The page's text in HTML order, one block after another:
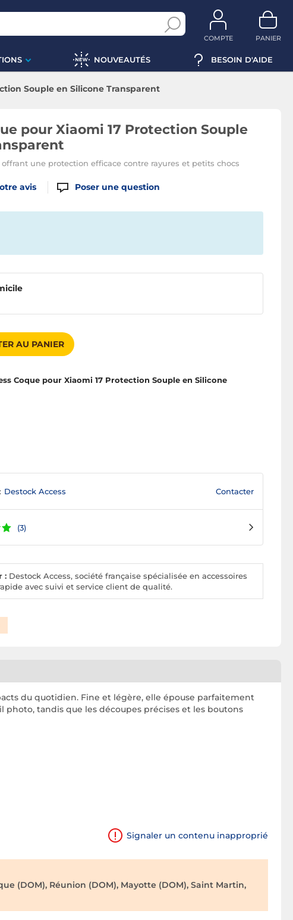
COMPTE PANIER
NOUVEAUTÉS BESOIN D'AIDE
Souple en Silicone Transparent
pour Xiaomi 17 Protection Souple
une protection efficace contre rayures et petits chocs
avis Poser une question
AU PANIER
Coque pour Xiaomi 17 Protection Souple en Silicone
Destock Access Contacter
(3)
: Destock Access, société française spécialisée en accessoires
avec suivi et service client de qualité.
du quotidien. Fine et légère, elle épouse parfaitement
tandis que les découpes précises et les boutons
Signaler un contenu inapproprié
(DOM), Réunion (DOM), Mayotte (DOM), Saint Martin,